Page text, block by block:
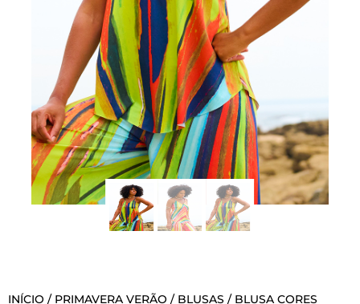
INÍCIO / PRIMAVERA VERÃO / BLUSAS / BLUSA CORES